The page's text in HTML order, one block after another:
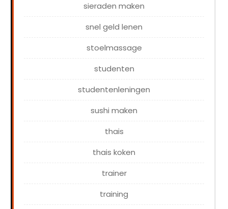
sieraden maken
snel geld lenen
stoelmassage
studenten
studentenleningen
sushi maken
thais
thais koken
trainer
training